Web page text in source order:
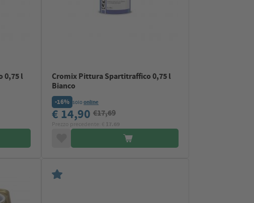
0,75 l
Cromix Pittura Spartitraffico 0,75 l
Bianco
-16% soloonline
€ 14,90€17,69